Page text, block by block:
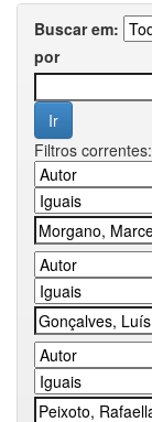
Buscar em:
por
Filtros correntes: